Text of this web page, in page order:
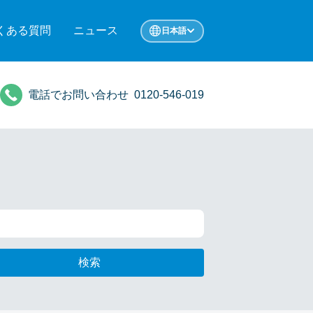
ある質問 ニュース 日本語
電話でお問い合わせ 0120-546-019
検索